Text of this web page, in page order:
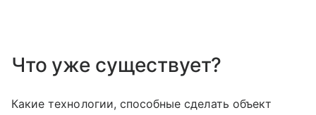
Что уже существует?
Какие технологии, способные сделать объект